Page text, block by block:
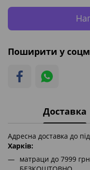
Поширити у
Доставка
Адресна доставка до
Харків:
матраци до 7999